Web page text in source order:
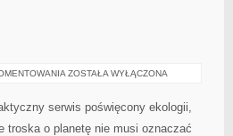
CZYTELNICZY
ZOSTAŁA WYŁĄCZONA
serwis poświęcony ekologii,
troska o planetę nie musi oznaczać